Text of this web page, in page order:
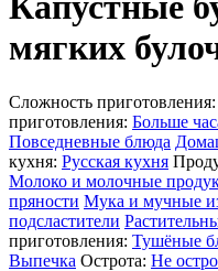
мягких
Сложность приготовления:
приготовления: Больше
Повседневные блюда
кухня: Русская кухня
Молоко и молочные
пряности Мука и мучные
подсластители
приготовления: Тушёные
Выпечка Острота: Не остро